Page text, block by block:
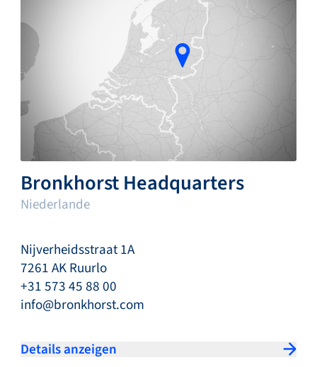
Bronkhorst Headquarters
Niederlande
Nijverheidsstraat 1A
7261 AK Ruurlo
+31 573 45 88 00
info@bronkhorst.com
Details anzeigen